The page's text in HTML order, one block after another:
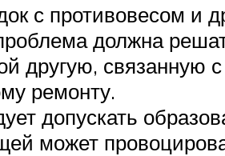
с противовесом и
должна
другую,
ремонту.
допускать
может